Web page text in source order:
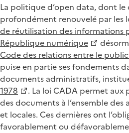
La politique d’open data, dont le
profondément renouvelé par les
de réutilisation des informations
République numérique
Code des relations entre le
puise en partie ses fondements
documents administratifs,
1978
. La loi CADA permet
des documents à l’ensemble
et locales. Ces dernières ont
favorablement ou